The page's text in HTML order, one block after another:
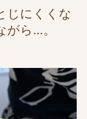
じにくくな
がら…。